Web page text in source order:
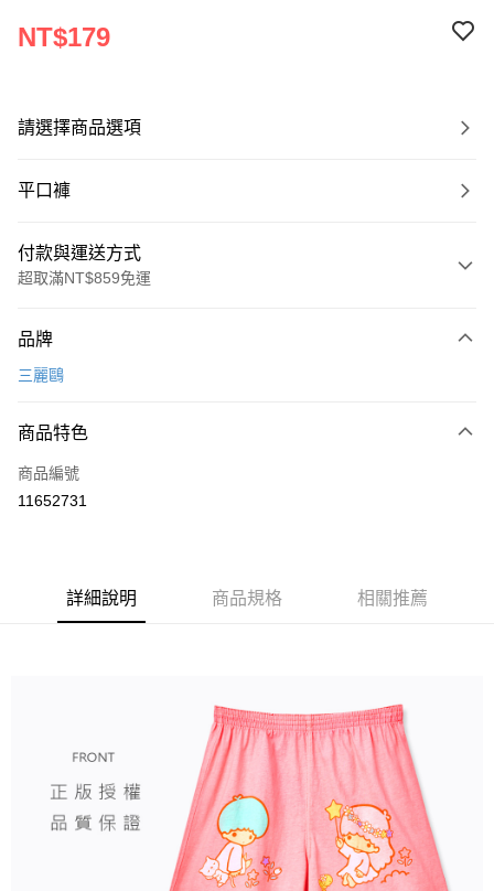
NT$179
請選擇商品選項
平口褲
付款與運送方式
超取滿NT$859免運
信用卡一次付款
LINE Pay
Apple Pay
ATM付款
每筆NT$80，滿NT$899(含以上)免運費
付款後全家取貨
每筆NT$80，滿NT$859(含以上)免運費
7-11取貨付款
每筆NT$80，滿NT$899(含以上)免運費
品牌
三麗鷗
商品特色
商品編號
11652731
詳細說明 商品規格 相關推薦